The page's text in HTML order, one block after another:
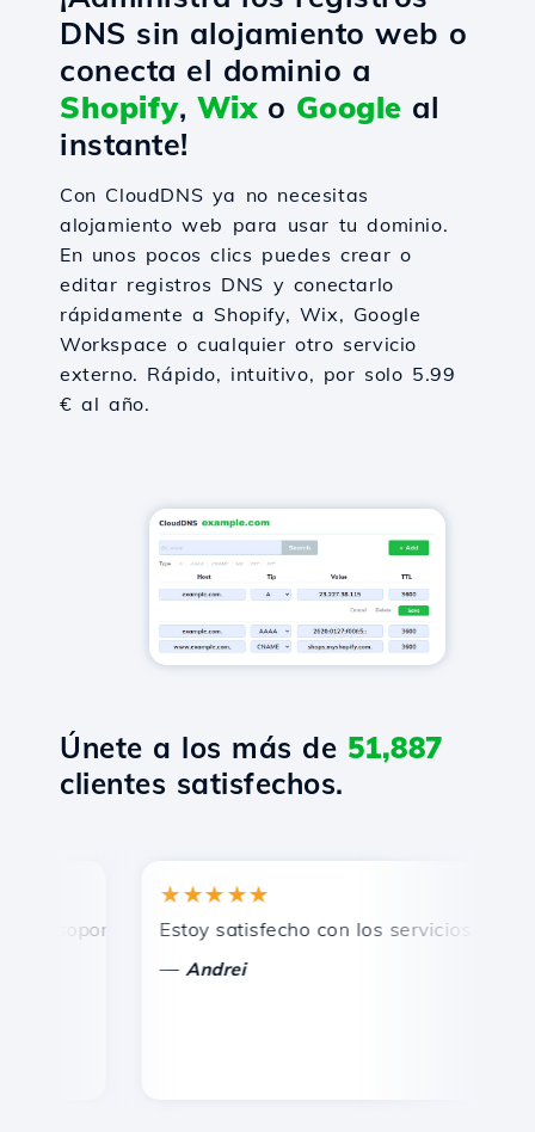
DNS sin alojamiento web o
conecta el dominio a
Shopify, Wixo Google al
instante!
Con CloudDNS ya no necesitas
alojamiento web para usar tu dominio.
En unos pocos clics puedes crear o
editar registros DNS y conectarlo
rápidamente a Shopify, Wix, Google
Workspace o cualquier otro servicio
externo. Rápido, intuitivo, por solo 5.99
€ al año.
Únete a los más de 51,887
clientes satisfechos.
soporte técnico rápido y eficiente.
★★★★★
Estoy satisfecho con los servicios
Andrei